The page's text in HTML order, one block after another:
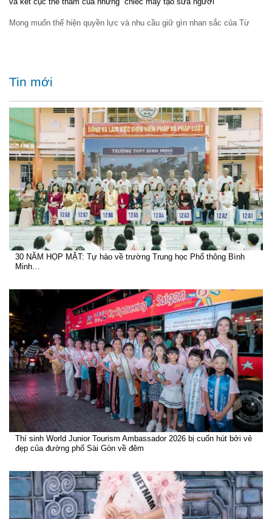
Mong muốn thể hiện quyền lực và nhu cầu giữ gìn nhan sắc của Từ
Tin mới
30 NĂM HỌP MẶT: Tự hào về trường Trung học Phổ thông Bình
Minh…
Thí sinh World Junior Tourism Ambassador 2026 bị cuốn hút bởi vẻ
đẹp của đường phố Sài Gòn về đêm